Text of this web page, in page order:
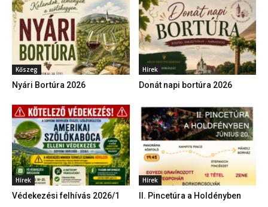
Kőszeg
Nyári Bortúra 2026
Hírek
Donát napi bortúra 2026
Hírek
Védekezési felhívás 2026/1
Hírek
II. Pincetúra a Holdényben